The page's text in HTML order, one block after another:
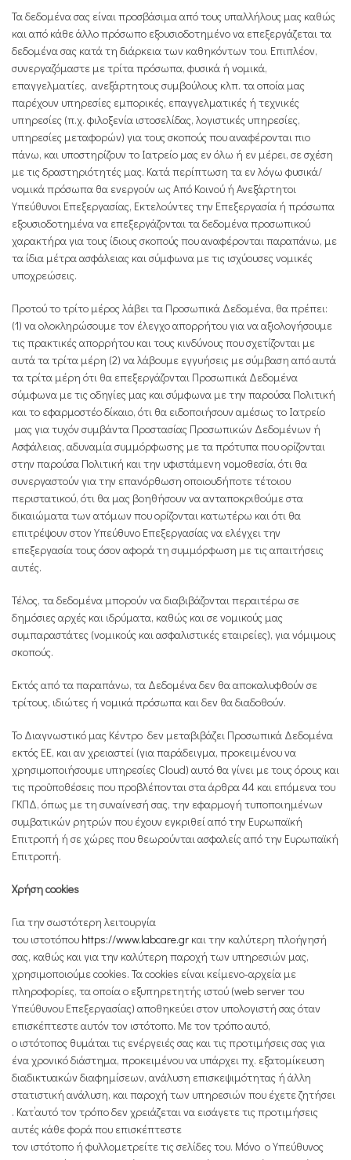
Τα δεδομένα σας είναι προσβάσιμα από τους υπαλλήλους μας καθώς
και από κάθε άλλο πρόσωπο εξουσιοδοτημένο να επεξεργάζεται τα
δεδομένα σας κατά τη διάρκεια των καθηκόντων του. Επιπλέον,
συνεργαζόμαστε με τρίτα πρόσωπα, φυσικά ή νομικά,
επαγγελματίες, ανεξάρτητους συμβούλους κλπ. τα οποία μας
παρέχουν υπηρεσίες εμπορικές, επαγγελματικές ή τεχνικές
υπηρεσίες (π.χ. φιλοξενία ιστοσελίδας, λογιστικές υπηρεσίες,
υπηρεσίες μεταφορών) για τους σκοπούς που αναφέρονται πιο
πάνω, και υποστηρίζουν το Ιατρείο μας εν όλω ή εν μέρει, σε σχέση
με τις δραστηριότητές μας. Κατά περίπτωση τα εν λόγω φυσικά/
νομικά πρόσωπα θα ενεργούν ως Από Κοινού ή Ανεξάρτητοι
Υπεύθυνοι Επεξεργασίας, Εκτελούντες την Επεξεργασία ή πρόσωπα
εξουσιοδοτημένα να επεξεργάζονται τα δεδομένα προσωπικού
χαρακτήρα για τους ίδιους σκοπούς που αναφέρονται παραπάνω, με
τα ίδια μέτρα ασφάλειας και σύμφωνα με τις ισχύουσες νομικές
υποχρεώσεις.
Προτού το τρίτο μέρος λάβει τα Προσωπικά Δεδομένα, θα πρέπει:
(1) να ολοκληρώσουμε τον έλεγχο απορρήτου για να αξιολογήσουμε
τις πρακτικές απορρήτου και τους κινδύνους που σχετίζονται με
αυτά τα τρίτα μέρη (2) να λάβουμε εγγυήσεις με σύμβαση από αυτά
τα τρίτα μέρη ότι θα επεξεργάζονται Προσωπικά Δεδομένα
σύμφωνα με τις οδηγίες μας και σύμφωνα με την παρούσα Πολιτική
και το εφαρμοστέο δίκαιο, ότι θα ειδοποιήσουν αμέσως το Ιατρείο
μας για τυχόν συμβάντα Προστασίας Προσωπικών Δεδομένων ή
Ασφάλειας, αδυναμία συμμόρφωσης με τα πρότυπα που ορίζονται
στην παρούσα Πολιτική και την υφιστάμενη νομοθεσία, ότι θα
συνεργαστούν για την επανόρθωση οποιουδήποτε τέτοιου
περιστατικού, ότι θα μας βοηθήσουν να ανταποκριθούμε στα
δικαιώματα των ατόμων που ορίζονται κατωτέρω και ότι θα
επιτρέψουν στoν Υπεύθυνο Επεξεργασίας να ελέγχει την
επεξεργασία τους όσον αφορά τη συμμόρφωση με τις απαιτήσεις
αυτές.
Τέλος, τα δεδομένα μπορούν να διαβιβάζονται περαιτέρω σε
δημόσιες αρχές και ιδρύματα, καθώς και σε νομικούς μας
συμπαραστάτες (νομικούς και ασφαλιστικές εταιρείες), για νόμιμους
σκοπούς.
Εκτός από τα παραπάνω, τα Δεδομένα δεν θα αποκαλυφθούν σε
τρίτους, ιδιώτες ή νομικά πρόσωπα και δεν θα διαδοθούν.
Το Διαγνωστικό μας Κέντρο δεν μεταβιβάζει Προσωπικά Δεδομένα
εκτός ΕΕ, και αν χρειαστεί (για παράδειγμα, προκειμένου να
χρησιμοποιήσουμε υπηρεσίες Cloud) αυτό θα γίνει με τους όρους και
τις προϋποθέσεις που προβλέπονται στα άρθρα 44 και επόμενα του
ΓΚΠΔ, όπως με τη συναίνεσή σας, την εφαρμογή τυποποιημένων
συμβατικών ρητρών που έχουν εγκριθεί από την Ευρωπαϊκή
Επιτροπή ή σε χώρες που θεωρούνται ασφαλείς από την Ευρωπαϊκή
Επιτροπή.
Χρήσηcookies
Για την σωστότερη λειτουργία
του ιστοτόπου https://www.labcare.gr και την καλύτερη πλοήγησή
σας, καθώς και για την καλύτερη παροχή των υπηρεσιών μας,
χρησιμοποιούμε cookies. Τα cookies είναι κείμενο-αρχεία με
πληροφορίες, τα οποία ο εξυπηρετητής ιστού (web server του
Υπεύθυνου Επεξεργασίας) αποθηκεύει στον υπολογιστή σας όταν
επισκέπτεστε αυτόν τον ιστότοπο. Με τον τρόπο αυτό,
ο ιστότοπος θυμάται τις ενέργειές σας και τις προτιμήσεις σας για
ένα χρονικό διάστημα, προκειμένου να υπάρχει πχ. εξατομίκευση
διαδικτυακών διαφημίσεων, ανάλυση επισκεψιμότητας ή άλλη
στατιστική ανάλυση, και παροχή των υπηρεσιών που έχετε ζητήσει
. Κατ’αυτό τον τρόπο δεν χρειάζεται να εισάγετε τις προτιμήσεις
αυτές κάθε φορά που επισκέπτεστε
τον ιστότοπο ή φυλλομετρείτε τις σελίδες του. Mόνο o Yπεύθυνος